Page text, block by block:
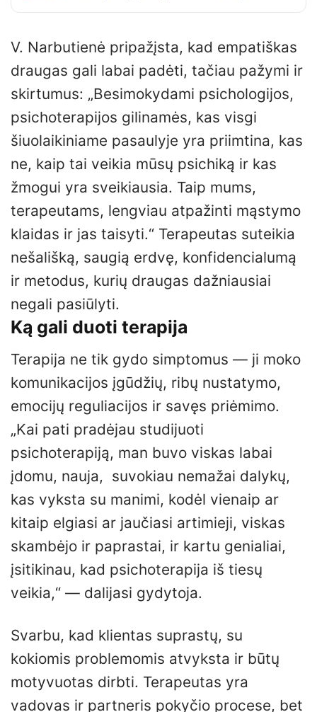
V. Narbutienė pripažįsta, kad empatiškas
draugas gali labai padėti, tačiau pažymi ir
skirtumus: „Besimokydami psichologijos,
psichoterapijos gilinamės, kas visgi
šiuolaikiniame pasaulyje yra priimtina, kas
ne, kaip tai veikia mūsų psichiką ir kas
žmogui yra sveikiausia. Taip mums,
terapeutams, lengviau atpažinti mąstymo
klaidas ir jas taisyti.“ Terapeutas suteikia
nešališką, saugią erdvę, konfidencialumą
ir metodus, kurių draugas dažniausiai
negali pasiūlyti.
Ką gali duoti terapija
Terapija ne tik gydo simptomus — ji moko
komunikacijos įgūdžių, ribų nustatymo,
emocijų reguliacijos ir savęs priėmimo.
„Kai pati pradėjau studijuoti
psichoterapiją, man buvo viskas labai
įdomu, nauja, suvokiau nemažai dalykų,
kas vyksta su manimi, kodėl vienaip ar
kitaip elgiasi ar jaučiasi artimieji, viskas
skambėjo ir paprastai, ir kartu genialiai,
įsitikinau, kad psichoterapija iš tiesų
veikia,“ — dalijasi gydytoja.
Svarbu, kad klientas suprastų, su
kokiomis problemomis atvyksta ir būtų
motyvuotas dirbti. Terapeutas yra
vadovas ir partneris pokyčio procese, bet